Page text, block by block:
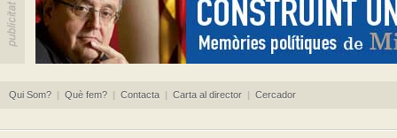
Qui Som? | Què fem? | Contacta | Carta al director | Cercador